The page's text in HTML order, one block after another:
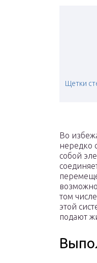
Щетки
Во
нередко
собой
том
этой
подают